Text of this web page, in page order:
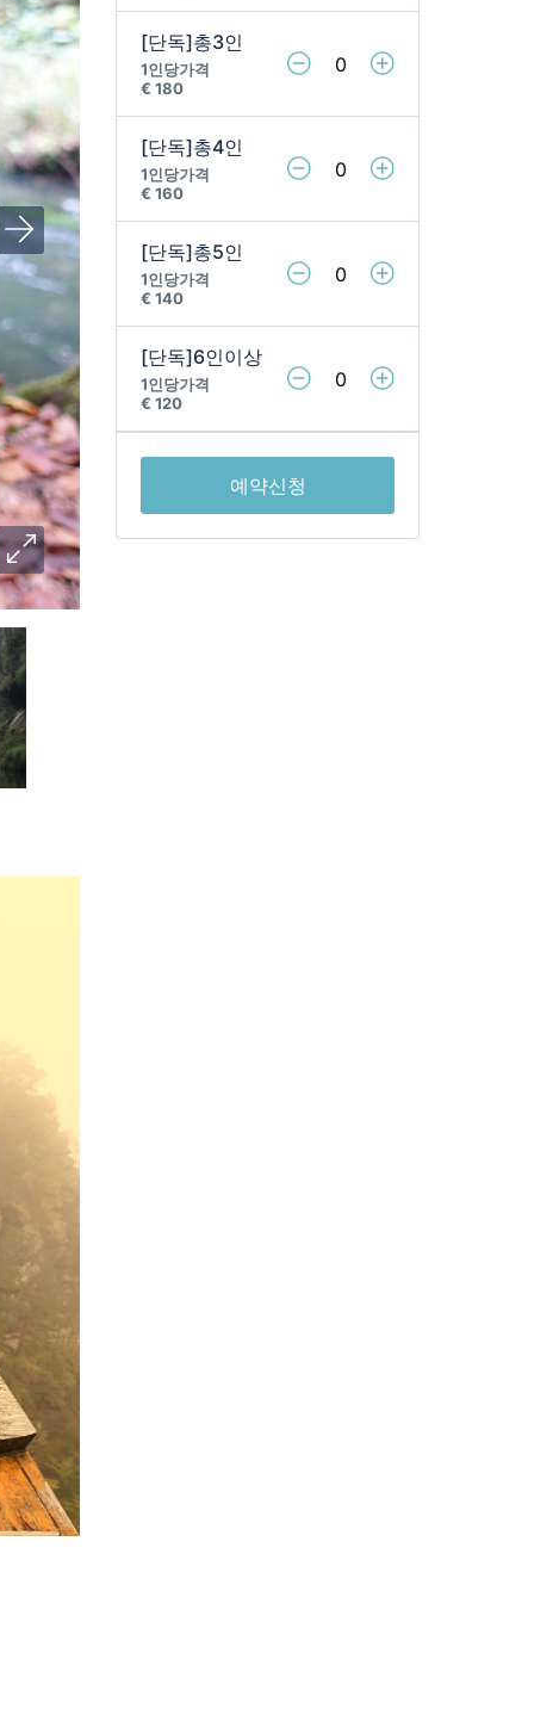
[단독]총3인
1인당가격
€ 180 ㅤㅤㅤ
[단독]총4인
1인당가격
€ 160 ㅤㅤㅤ
[단독]총5인
1인당가격
€ 140 ㅤㅤㅤ
[단독]6인이상
1인당가격
€ 120 ㅤㅤㅤ
예약신청